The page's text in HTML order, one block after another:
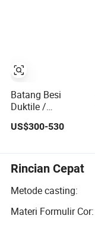
Batang Besi
Duktile /
Cor / Besi Cor
US$300-530
Rincian Cepat
Metode casting:
Materi Formulir Cor: